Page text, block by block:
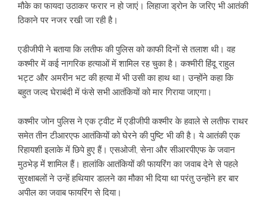
मौके का फायदा उठाकर फरार न हो जाएं। लिहाजा ड्रोन के जरिए भी आतंकी
ठिकाने पर नजर रखी जा रही है।
एडीजीपी ने बताया कि लतीफ की पुलिस को काफी दिनों से तलाश थी। वह
कश्मीर में कई नागरिक हत्याओं में शामिल रह चुका है। कश्मीरी हिंदू राहुल
भट्ट और अमरीन भट की हत्या में भी उसी का हाथ था। उन्होंने कहा कि
बहुत जल्द घेराबंदी में फंसे सभी आतंकियों को मार गिराया जाएगा।
कश्मीर जोन पुलिस ने एक ट्वीट में एडीजीपी कश्मीर के हवाले से लतीफ राथर
समेत तीन टीआरएफ आतंकियों को घेरने की पुष्टि भी की है। ये आतंकी एक
रिहायशी इलाके में छिपे हुए हैं। एसओजी, सेना और सीआरपीएफ के जवान
मुठभेड़ में शामिल हैं। हालांकि आतंकियों की फायरिंग का जवाब देने से पहले
सुरक्षाबलों ने उन्हें हथियार डालने का मौका भी दिया था परंतु उन्होंने हर बार
अपील का जवाब फायरिंग से दिया।